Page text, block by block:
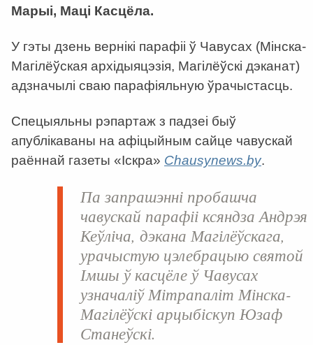
Марыі, Маці Касцёла.
У гэты дзень вернікі парафіі ў Чавусах (Мінска-
Магілёўская архідыяцэзія, Магілёўскі дэканат)
адзначылі сваю парафіяльную ўрачыстасць.
Спецыяльны рэпартаж з падзеі быў
апублікаваны на афіцыйным сайце чавускай
раённай газеты «Іскра» Сhausynews.by.
Па запрашэнні пробашча
чавускай парафіі ксяндзаАндрэя
Кеўліча, дэкана Магілёўскага,
урачыстую цэлебрацыю святой
Імшы ў касцёле ў Чавусах
узначаліў Мітрапаліт Мінска-
Магілёўскі арцыбіскупЮзаф
Станеўскі.